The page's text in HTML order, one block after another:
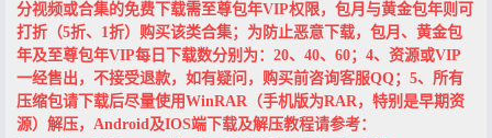
分视频或合集的免费下载需至尊包年VIP权限，包月与黄金包年则可
打折（5折、1折）购买该类合集；为防止恶意下载，包月、黄金包
年及至尊包年VIP每日下载数分别为：20、40、60；4、资源或VIP
一经售出，不接受退款，如有疑问，购买前咨询客服QQ；5、所有
压缩包请下载后尽量使用WinRAR（手机版为RAR，特别是早期资
源）解压，Android及IOS端下载及解压教程请参考：